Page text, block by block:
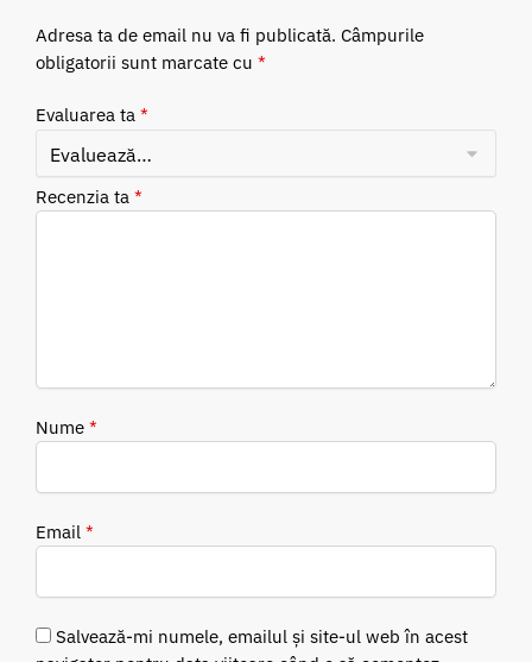
Adresa ta de email nu va fi publicată. Câmpurile
obligatorii sunt marcate cu *
Evaluarea ta *
Recenzia ta *
Nume *
Email *
Salvează-mi numele, emailul și site-ul web în acest